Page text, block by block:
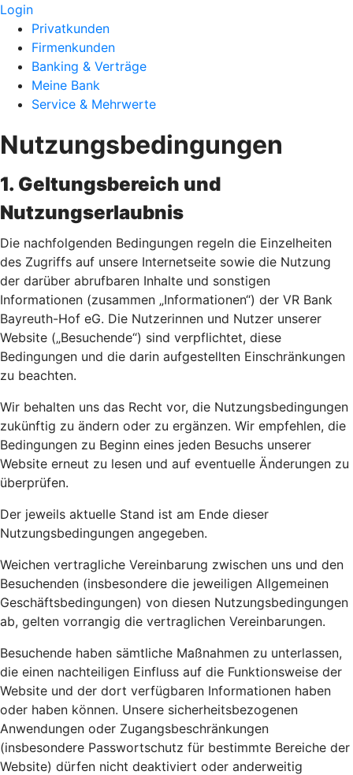
Login
Privatkunden
Firmenkunden
Banking & Verträge
Meine Bank
Service & Mehrwerte
Nutzungsbedingungen
1. Geltungsbereich und
Nutzungserlaubnis
Die nachfolgenden Bedingungen regeln die Einzelheiten
des Zugriffs auf unsere Internetseite sowie die Nutzung
der darüber abrufbaren Inhalte und sonstigen
Informationen (zusammen „Informationen“) der VR Bank
Bayreuth-Hof eG. Die Nutzerinnen und Nutzer unserer
Website („Besuchende“) sind verpflichtet, diese
Bedingungen und die darin aufgestellten Einschränkungen
zu beachten.
Wir behalten uns das Recht vor, die Nutzungsbedingungen
zukünftig zu ändern oder zu ergänzen. Wir empfehlen, die
Bedingungen zu Beginn eines jeden Besuchs unserer
Website erneut zu lesen und auf eventuelle Änderungen zu
überprüfen.
Der jeweils aktuelle Stand ist am Ende dieser
Nutzungsbedingungen angegeben.
Weichen vertragliche Vereinbarung zwischen uns und den
Besuchenden (insbesondere die jeweiligen Allgemeinen
Geschäftsbedingungen) von diesen Nutzungsbedingungen
ab, gelten vorrangig die vertraglichen Vereinbarungen.
Besuchende haben sämtliche Maßnahmen zu unterlassen,
die einen nachteiligen Einfluss auf die Funktionsweise der
Website und der dort verfügbaren Informationen haben
oder haben können. Unsere sicherheitsbezogenen
Anwendungen oder Zugangsbeschränkungen
(insbesondere Passwortschutz für bestimmte Bereiche der
Website) dürfen nicht deaktiviert oder anderweitig